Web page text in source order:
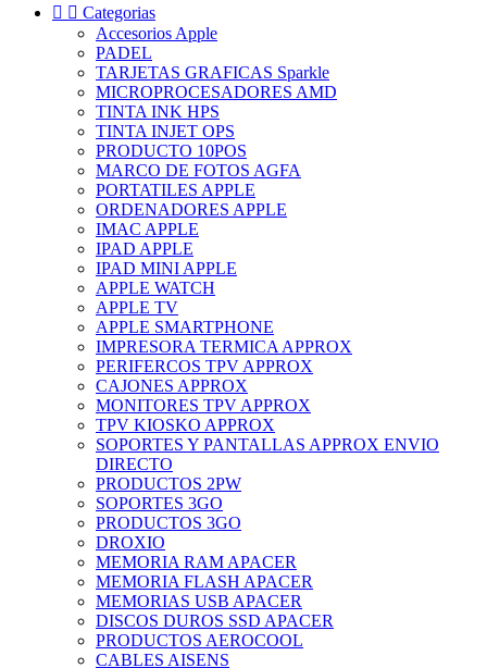
  Categorias
Accesorios Apple
PADEL
TARJETAS GRAFICAS Sparkle
MICROPROCESADORES AMD
TINTA INK HPS
TINTA INJET OPS
PRODUCTO 10POS
MARCO DE FOTOS AGFA
PORTATILES APPLE
ORDENADORES APPLE
IMAC APPLE
IPAD APPLE
IPAD MINI APPLE
APPLE WATCH
APPLE TV
APPLE SMARTPHONE
IMPRESORA TERMICA APPROX
PERIFERCOS TPV APPROX
CAJONES APPROX
MONITORES TPV APPROX
TPV KIOSKO APPROX
SOPORTES Y PANTALLAS APPROX ENVIO
DIRECTO
PRODUCTOS 2PW
SOPORTES 3GO
PRODUCTOS 3GO
DROXIO
MEMORIA RAM APACER
MEMORIA FLASH APACER
MEMORIAS USB APACER
DISCOS DUROS SSD APACER
PRODUCTOS AEROCOOL
CABLES AISENS